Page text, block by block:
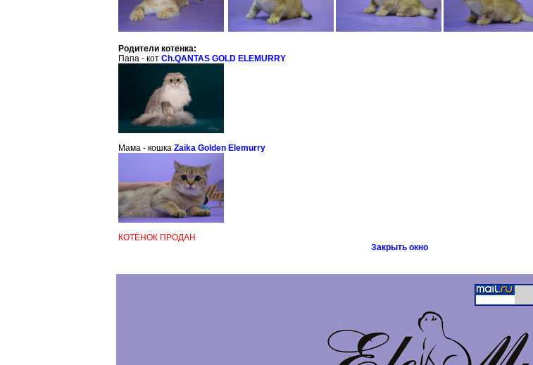
Родители котенка:
Папа - кот Ch.QANTAS GOLD ELEMURRY
Мама - кошка Zaika Golden Elemurry
КОТЁНОК ПРОДАН
Закрыть окно